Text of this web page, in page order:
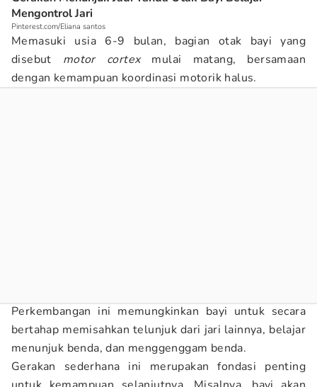
Mengontrol Jari
Pinterest.com/Eliana santos
Memasuki usia 6-9 bulan, bagian otak bayi yang
disebut motor cortexmulai matang, bersamaan
dengan kemampuan koordinasi motorik halus.
Perkembangan ini memungkinkan bayi untuk secara
bertahap memisahkan telunjuk dari jari lainnya, belajar
menunjuk benda, dan menggenggam benda.
Gerakan sederhana ini merupakan fondasi penting